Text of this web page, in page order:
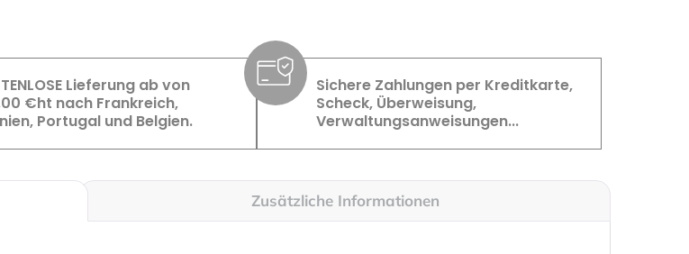
Lieferung ab von
€ht nach Frankreich,
Portugal und Belgien.
Sichere Zahlungen per Kreditkarte,
Scheck, Überweisung,
Verwaltungsanweisungen...
Zusätzliche Informationen